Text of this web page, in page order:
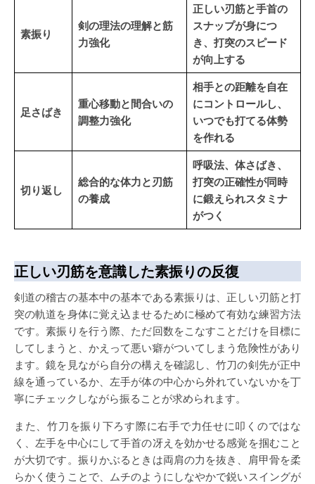
素振り
剣の理法の理解と筋
力強化
正しい刃筋と手首の
スナップが身につ
き、打突のスピード
が向上する
足さばき
重心移動と間合いの
調整力強化
相手との距離を自在
にコントロールし、
いつでも打てる体勢
を作れる
切り返し
総合的な体力と刃筋
の養成
呼吸法、体さばき、
打突の正確性が同時
に鍛えられスタミナ
がつく
正しい刃筋を意識した素振りの反復
剣道の稽古の基本中の基本である素振りは、正しい刃筋と打
突の軌道を身体に覚え込ませるために極めて有効な練習方法
です。素振りを行う際、ただ回数をこなすことだけを目標に
してしまうと、かえって悪い癖がついてしまう危険性があり
ます。鏡を見ながら自分の構えを確認し、竹刀の剣先が正中
線を通っているか、左手が体の中心から外れていないかを丁
寧にチェックしながら振ることが求められます。
また、竹刀を振り下ろす際に右手で力任せに叩くのではな
く、左手を中心にして手首の冴えを効かせる感覚を掴むこと
が大切です。振りかぶるときは両肩の力を抜き、肩甲骨を柔
らかく使うことで、ムチのようにしなやかで鋭いスイングが